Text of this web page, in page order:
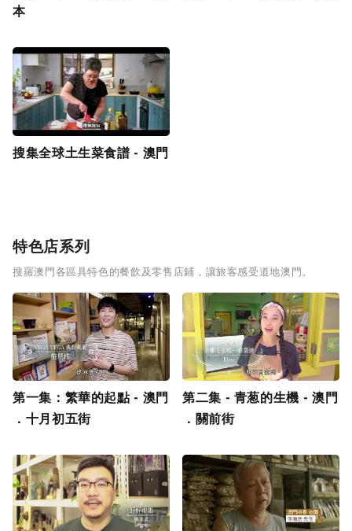
本
搜集全球土生菜食譜 - 澳門
特色店系列
搜羅澳門各區具特色的餐飲及零售店鋪，讓旅客感受道地澳門。
第一集：繁華的起點 - 澳門
．十月初五街
第二集 - 青葱的生機 - 澳門
．關前街